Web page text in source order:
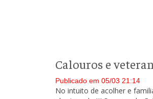
Calouros e
Publicado em 05/03 21:14
No intuito de acolher e